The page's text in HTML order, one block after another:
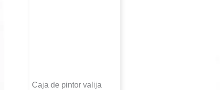
Caja de pintor valija